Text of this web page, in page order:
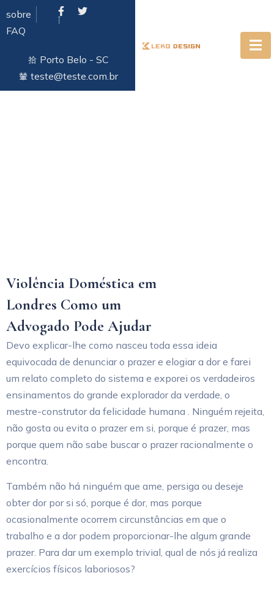
sobre
FAQ
Porto Belo - SC
teste@teste.com.br
Violência Doméstica em
Londres Como um
Advogado Pode Ajudar
Devo explicar-lhe como nasceu toda essa ideia
equivocada de denunciar o prazer e elogiar a dor e farei
um relato completo do sistema e exporei os verdadeiros
ensinamentos do grande explorador da verdade, o
mestre-construtor da felicidade humana . Ninguém rejeita,
não gosta ou evita o prazer em si, porque é prazer, mas
porque quem não sabe buscar o prazer racionalmente o
encontra.
Também não há ninguém que ame, persiga ou deseje
obter dor por si só, porque é dor, mas porque
ocasionalmente ocorrem circunstâncias em que o
trabalho e a dor podem proporcionar-lhe algum grande
prazer. Para dar um exemplo trivial, qual de nós já realiza
exercícios físicos laboriosos?